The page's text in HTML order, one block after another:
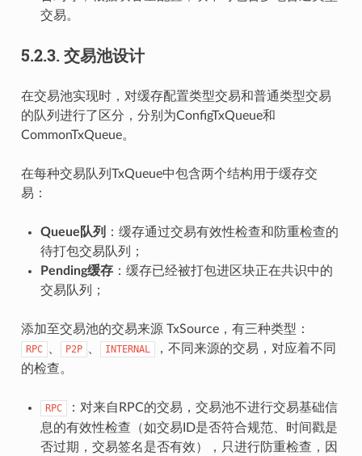
交易。
5.2.3. 交易池设计
在交易池实现时，对缓存配置类型交易和普通类型交易
的队列进行了区分，分别为ConfigTxQueue和
CommonTxQueue。
在每种交易队列TxQueue中包含两个结构用于缓存交
易：
Queue队列
：缓存通过交易有效性检查和防重检查的
待打包交易队列；
Pending缓存：缓存已经被打包进区块正在共识中的
交易队列；
添加至交易池的交易来源 TxSource，有三种类型：
RPC P2P INTERNAL
，不同来源的交易，对应着不同
的检查。
RPC
：对来自RPC的交易，交易池不进行交易基础信
息的有效性检查（如交易ID是否符合规范、时间戳是
否过期，交易签名是否有效），只进行防重检查，因